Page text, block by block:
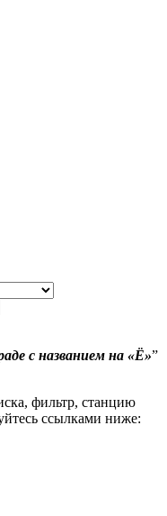
с названием на «Ё»”
фильтр, станцию
ссылками ниже: